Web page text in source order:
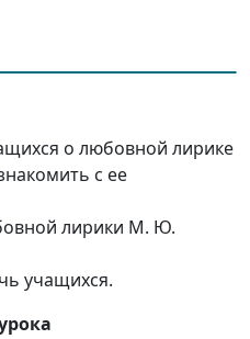
о любовной лирике
с ее
лирики М. Ю.
учащихся.